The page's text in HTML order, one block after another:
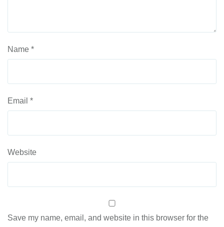
Name *
Email *
Website
Save my name, email, and website in this browser for the